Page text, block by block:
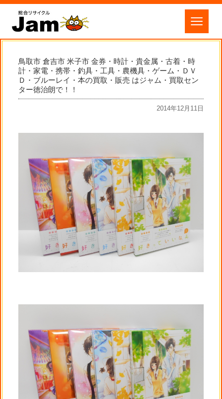
鳥取市 倉吉市 米子市 金券・時計・貴金属・古着・時
計・家電・携帯・釣具・工具・農機具・ゲーム・ＤＶ
Ｄ・ブルーレイ・本の買取・販売 はジャム・買取セン
ター徳治朗で！！
2014年12月11日